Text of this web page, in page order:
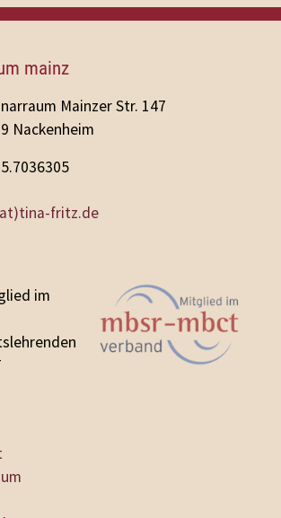
mainz
Mainzer Str. 147
Nackenheim
fritz.de
im